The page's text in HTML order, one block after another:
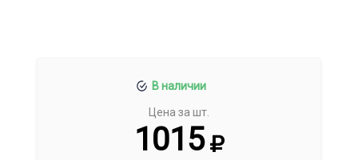
В наличии
Цена за шт.
1015